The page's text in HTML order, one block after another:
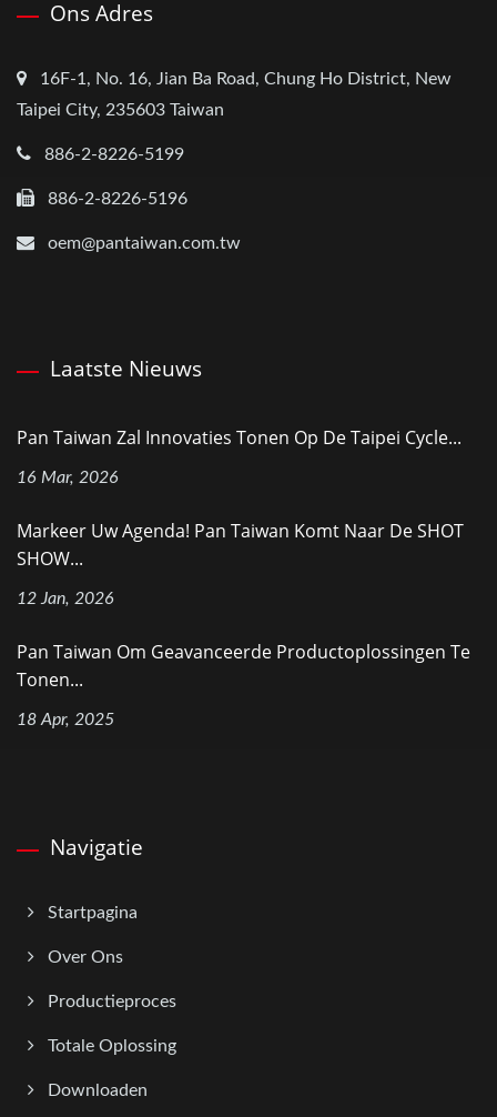
Ons Adres
16F-1, No. 16, Jian Ba Road, Chung Ho District, New
Taipei City, 235603 Taiwan
886-2-8226-5199
886-2-8226-5196
oem@pantaiwan.com.tw
Laatste Nieuws
Pan Taiwan Zal Innovaties Tonen Op De Taipei Cycle...
16 Mar, 2026
Markeer Uw Agenda! Pan Taiwan Komt Naar De SHOT
SHOW...
12 Jan, 2026
Pan Taiwan Om Geavanceerde Productoplossingen Te
Tonen...
18 Apr, 2025
Navigatie
Startpagina
Over Ons
Productieproces
Totale Oplossing
Downloaden